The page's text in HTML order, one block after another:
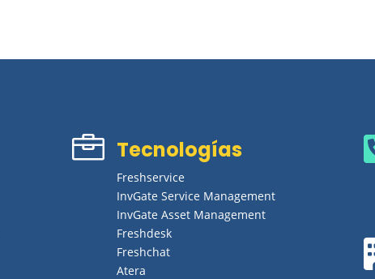
 Tecnologías
Freshservice
InvGate Service Management
InvGate Asset Management
Freshdesk
Freshchat
Atera